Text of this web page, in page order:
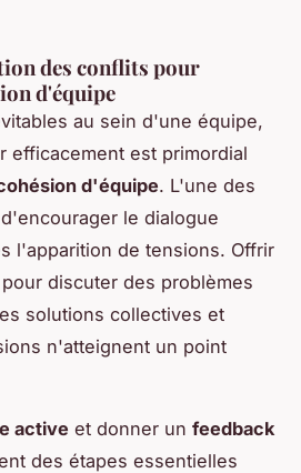
des conflits pour
d'équipe
au sein d'une équipe,
efficacement est primordial
d'équipe. L'une des
le dialogue
l'apparition de tensions. Offrir
discuter des problèmes
solutions collectives et
n'atteignent un point
active et donner un feedback
des étapes essentielles